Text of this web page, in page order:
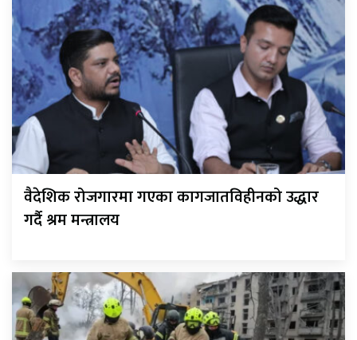
वैदेशिक रोजगारमा गएका कागजातविहीनको उद्धार
गर्दै श्रम मन्त्रालय